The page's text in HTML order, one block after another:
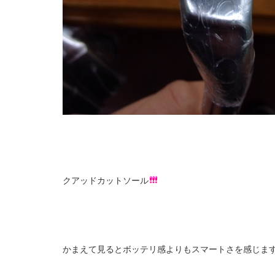
クアッドカットソール
かまえて見るとボッテリ感よりもスマートさを感じま